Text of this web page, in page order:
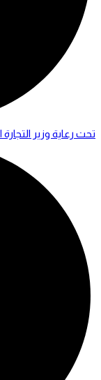
تحت رعاية وزير